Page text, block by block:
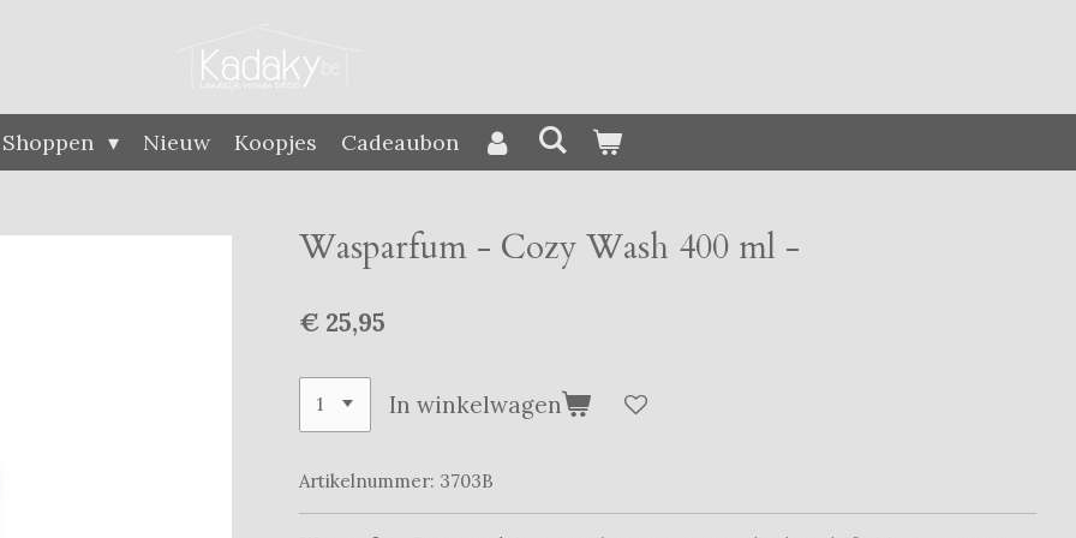
Shoppen Nieuw Koopjes Cadeaubon
Wasparfum - Cozy Wash 400 ml -
€ 25,95
In winkelwagen
Artikelnummer: 3703B